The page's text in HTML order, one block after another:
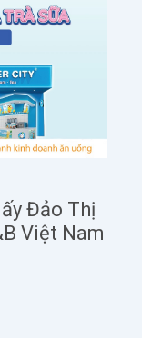
Đảo Thị
Việt Nam